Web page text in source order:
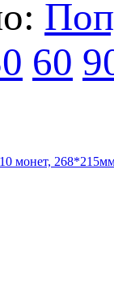
60
монет,